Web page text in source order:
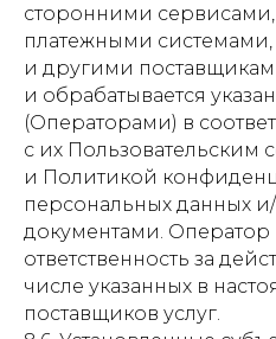
сторонними сервисами,
платежными системами,
и другими
и обрабатывается
(Операторами) в
с их Пользовательским
и Политикой
персональных данных
документами. Оператор
ответственность за
числе указанных в
поставщиков услуг.